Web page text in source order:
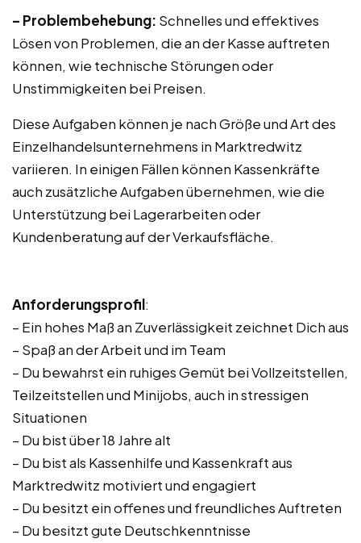
– Problembehebung: Schnelles und effektives
Lösen von Problemen, die an der Kasse auftreten
können, wie technische Störungen oder
Unstimmigkeiten bei Preisen.
Diese Aufgaben können je nach Größe und Art des
Einzelhandelsunternehmens in Marktredwitz
variieren. In einigen Fällen können Kassenkräfte
auch zusätzliche Aufgaben übernehmen, wie die
Unterstützung bei Lagerarbeiten oder
Kundenberatung auf der Verkaufsfläche.
Anforderungsprofil:
– Ein hohes Maß an Zuverlässigkeit zeichnet Dich aus
– Spaß an der Arbeit und im Team
– Du bewahrst ein ruhiges Gemüt bei Vollzeitstellen,
Teilzeitstellen und Minijobs, auch in stressigen
Situationen
– Du bist über 18 Jahre alt
– Du bist als Kassenhilfe und Kassenkraft aus
Marktredwitz motiviert und engagiert
– Du besitzt ein offenes und freundliches Auftreten
– Du besitzt gute Deutschkenntnisse